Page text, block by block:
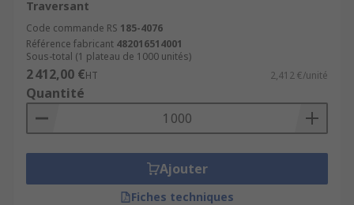
Traversant
Code commande RS 185-4076
Référence fabricant 482016514001
Sous-total (1 plateau de 1000 unités)
2 412,00 €HT 2,412 €/unité
Quantité
Ajouter
Fiches techniques